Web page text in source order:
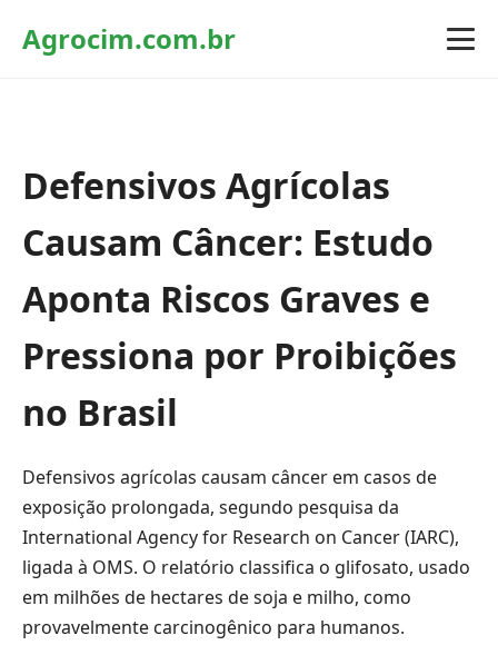
Agrocim.com.br
Defensivos Agrícolas
Causam Câncer: Estudo
Aponta Riscos Graves e
Pressiona por Proibições
no Brasil
Defensivos agrícolas causam câncer em casos de
exposição prolongada, segundo pesquisa da
International Agency for Research on Cancer (IARC),
ligada à OMS. O relatório classifica o glifosato, usado
em milhões de hectares de soja e milho, como
provavelmente carcinogênico para humanos.